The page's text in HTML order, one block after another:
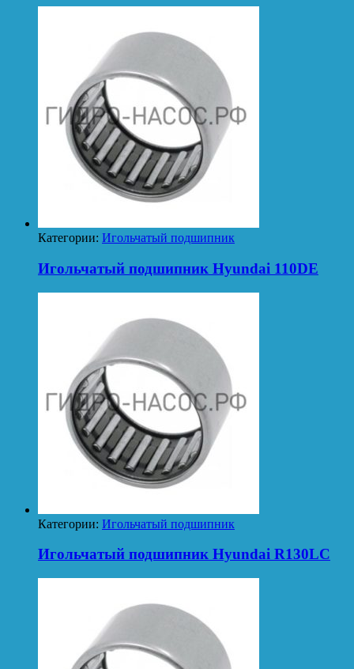
Категории: Игольчатый подшипник
Игольчатый подшипник Hyundai 110DE
Категории: Игольчатый подшипник
Игольчатый подшипник Hyundai R130LC